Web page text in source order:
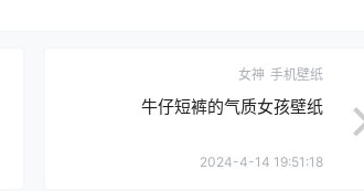
女神 手机壁纸
牛仔短裤的气质女孩壁纸
2024-4-14 19:51:18